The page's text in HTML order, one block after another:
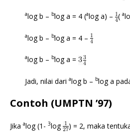
alog b – blog a = 4 (alog a) – ( a
alog b – blog a = 4 –
alog b – blog a =
Jadi, nilai dari alog b – blog a
Contoh (UMPTN ’97)
Jika alog (1- 3log ) = 2, maka